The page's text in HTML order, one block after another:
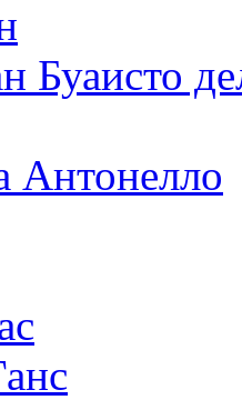
Буаисто
Антонелло